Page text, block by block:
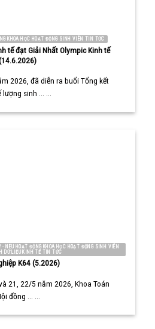
KHOA HỌC HOẠT ĐỘNG SINH VIÊN TIN TỨC
tế đạt Giải Nhất Olympic Kinh tế
2026, đã diễn ra buổi Tổng kết
sinh ... ...
HOẠT ĐỘNG KHOA HỌC HOẠT ĐỘNG SINH VIÊN
DỮ LIỆU KINH TẾ TIN TỨC
K64 (5.2026)
21, 22/5 năm 2026, Khoa Toán
đồng ... ...